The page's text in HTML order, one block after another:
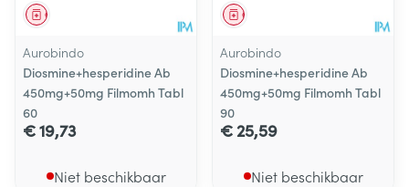
Geneesmiddel
Aurobindo
Diosmine+hesperidine Ab
450mg+50mg Filmomh Tabl
60
€ 19,73
Niet beschikbaar
Geneesmiddel
Aurobindo
Diosmine+hesperidine Ab
450mg+50mg Filmomh Tabl
90
€ 25,59
Niet beschikbaar